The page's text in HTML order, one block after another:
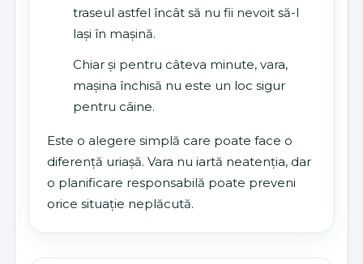
traseul astfel încât să nu fii nevoit să-l
lași în mașină.
Chiar și pentru câteva minute, vara,
mașina închisă nu este un loc sigur
pentru câine.
Este o alegere simplă care poate face o
diferență uriașă. Vara nu iartă neatenția, dar
o planificare responsabilă poate preveni
orice situație neplăcută.